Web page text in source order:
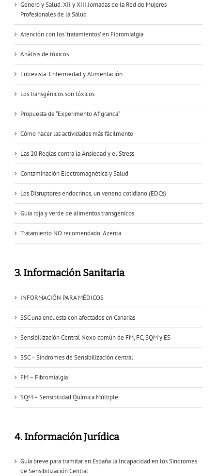
Genero y Salud. XII y XIII Jornadas de la Red de Mujeres
Profesionales de la Salud
Atención con los ‘tratamientos’ en Fibromialgia
Análisis de tóxicos
Entrevista: Enfermedad y Alimentación
Los transgénicos son tóxicos
Propuesta de “Experimento Afigranca“
Cómo hacer las actividades más fácilmente
Las 20 Reglas contra la Ansiedad y el Stress
Contaminación Electromagnética y Salud
Los Disruptores endocrinos, un veneno cotidiano (EDCs)
Guía roja y verde de alimentos transgénicos
Tratamiento NO recomendado. Azenta
3. Información Sanitaria
INFORMACIÓN PARA MÉDICOS
SSC una encuesta con afectados en Canarias
Sensibilización Central Nexo común de FM, FC, SQM y ES
SSC – Síndromes de Sensibilización central
FM – Fibromialgia
SQM – Sensibilidad Química Múltiple
4. Información Jurídica
Guía breve para tramitar en España la Incapacidad en los Sïndromes
de Sensibilización Central